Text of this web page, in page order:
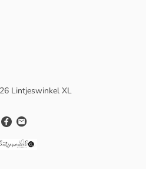
Lintjeswinkel XL